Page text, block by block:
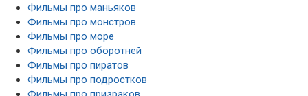
Фильмы про маньяков
Фильмы про монстров
Фильмы про море
Фильмы про оборотней
Фильмы про пиратов
Фильмы про подростков